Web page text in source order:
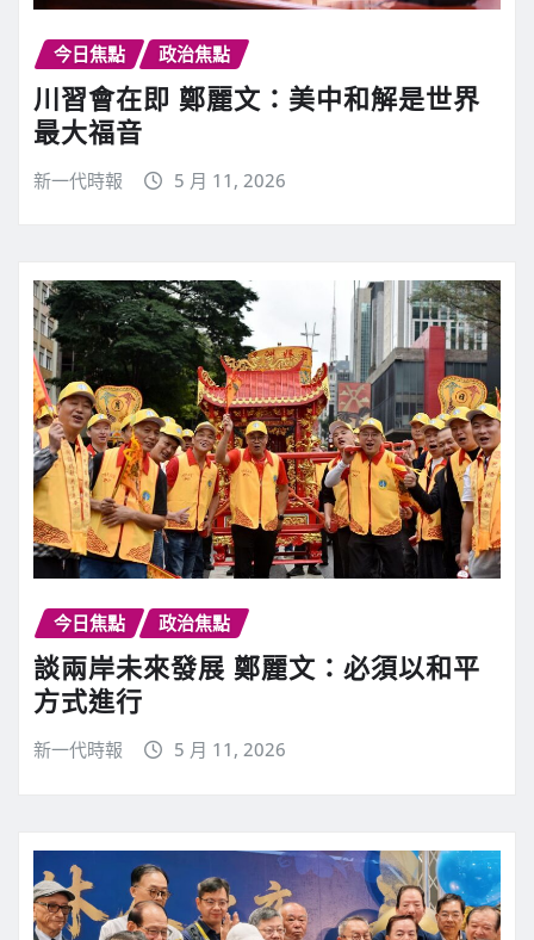
今日焦點 政治焦點
川習會在即 鄭麗文：美中和解是世界
最大福音
新一代時報 5 月 11, 2026
今日焦點 政治焦點
談兩岸未來發展 鄭麗文：必須以和平
方式進行
新一代時報 5 月 11, 2026